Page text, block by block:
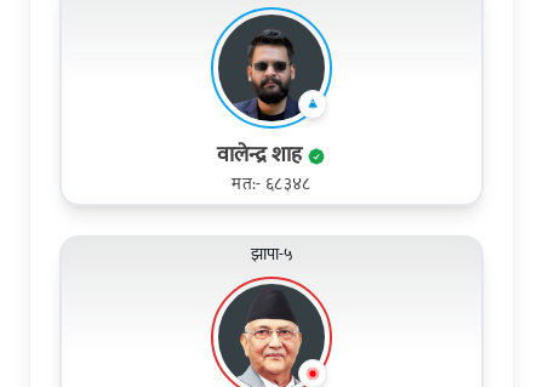
वालेन्द्र शाह
मत:- ६८३४८
झापा-५